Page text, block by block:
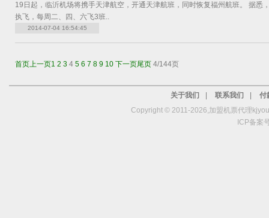
19日起，临沂机场将携手天津航空，开通天津航班，同时恢复福州航班。 据悉
执飞，每周二、四、六飞3班..
2014-07-04 16:54:45
首页上一页1 2 3 4 5 6 7 8 9 10 下一页尾页 4/144页
关于我们 联系我们
付
Copyright © 2011-2026,加盟机票代理
ICP备案